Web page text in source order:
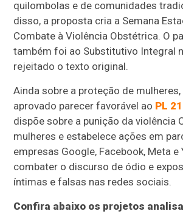
quilombolas e de comunidades
disso, a proposta cria a Semana
Combate à Violência Obstétrica. O
também foi ao Substitutivo Integral
rejeitado o texto original.
Ainda sobre a proteção de
aprovado parecer favorável ao PL
dispõe sobre a punição da violência
mulheres e estabelece ações em
empresas Google, Facebook, Meta e
combater o discurso de ódio e
íntimas e falsas nas redes sociais.
Confira abaixo os projetos